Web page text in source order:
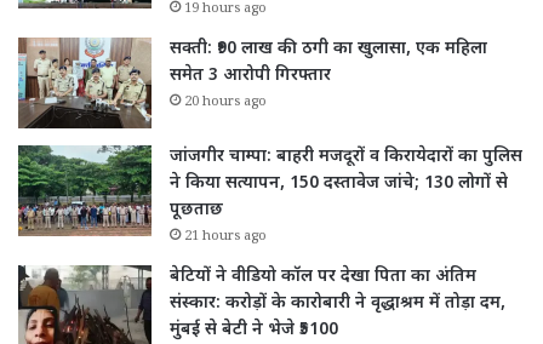
19 hours ago
सक्ती: ₹90 लाख की ठगी का खुलासा, एक महिला
समेत 3 आरोपी गिरफ्तार
20 hours ago
जांजगीर चाम्पा: बाहरी मजदूरों व किरायेदारों का पुलिस
ने किया सत्यापन, 150 दस्तावेज जांचे; 130 लोगों से
पूछताछ
21 hours ago
बेटियों ने वीडियो कॉल पर देखा पिता का अंतिम
संस्कार: करोड़ों के कारोबारी ने वृद्धाश्रम में तोड़ा दम,
मुंबई से बेटी ने भेजे ₹5100